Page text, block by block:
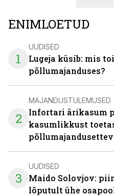
ENIMLOETUD
1
UUDISED
Lugeja küsib: mis
põllumajanduses?
2
MAJANDUSTULEMUSED
Infortari ärikasum
kasumlikkust
3
UUDISED
Maido Solovjov:
lõputult ühe